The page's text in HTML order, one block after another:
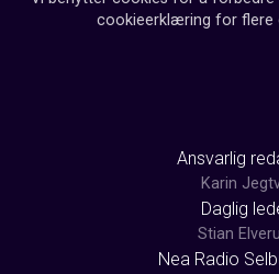
cookieerklæring for flere
Ansvarlig
Karin
Daglig
Stian
Nea Radio